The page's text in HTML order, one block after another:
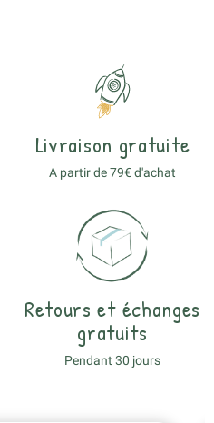
Livraison gratuite
A partir de 79€ d'achat
Retours et échanges
gratuits
Pendant 30 jours